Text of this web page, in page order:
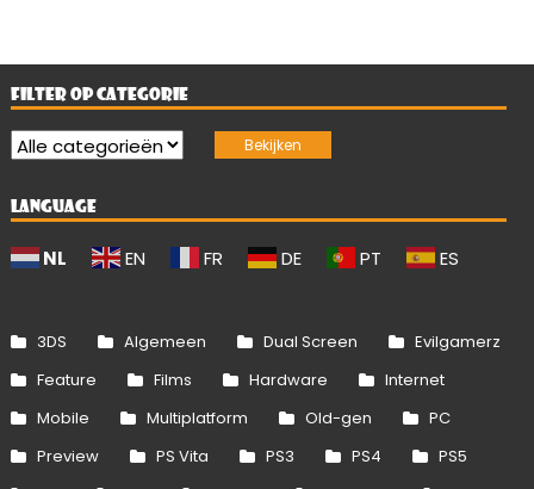
FILTER OP CATEGORIE
LANGUAGE
NL EN FR DE PT ES
3DS Algemeen Dual Screen
Evilgamerz
Feature
Films Hardware
Internet
Mobile
Multiplatform Old-gen
PC
Preview
PS Vita PS3 PS4
PS5